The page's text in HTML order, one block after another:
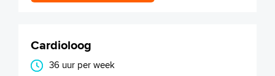
Cardioloog
36 uur per week